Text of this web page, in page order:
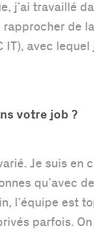
j’ai travaillé
de
avec
votre job ?
Je suis
qu’avec
l’équipe est
parfois.